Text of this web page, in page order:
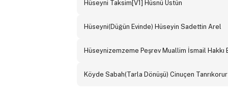
Hüseyni Taksim[V1] Hüsnü Üstün
Hüseyni(Düğün Evinde) Hüseyin Sadettin Arel
Hüseynizemzeme Peşrev Muallim İsmail Hakkı
Köyde Sabah(Tarla Dönüşü) Cinuçen Tanrıkorur